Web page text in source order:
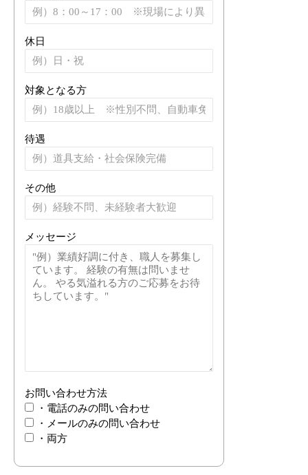
休日
対象となる方
待遇
その他
メッセージ
お問い合わせ方法
・電話のみの問い合わせ
・メールのみの問い合わせ
・両方